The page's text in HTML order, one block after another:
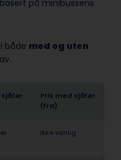
på minibussens
både med og uten
sjåfør
Pris med sjåfør
(fra)
Ikke vanlig